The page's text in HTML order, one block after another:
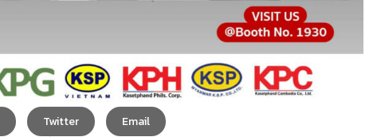
Twitter Email